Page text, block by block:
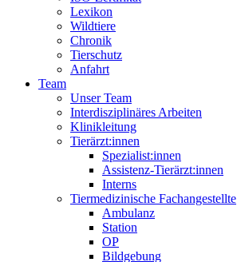
Lexikon
Wildtiere
Chronik
Tierschutz
Anfahrt
Team
Unser Team
Interdisziplinäres Arbeiten
Klinikleitung
Tierärzt:innen
Spezialist:innen
Assistenz-Tierärzt:innen
Interns
Tiermedizinische Fachangestellte
Ambulanz
Station
OP
Bildgebung